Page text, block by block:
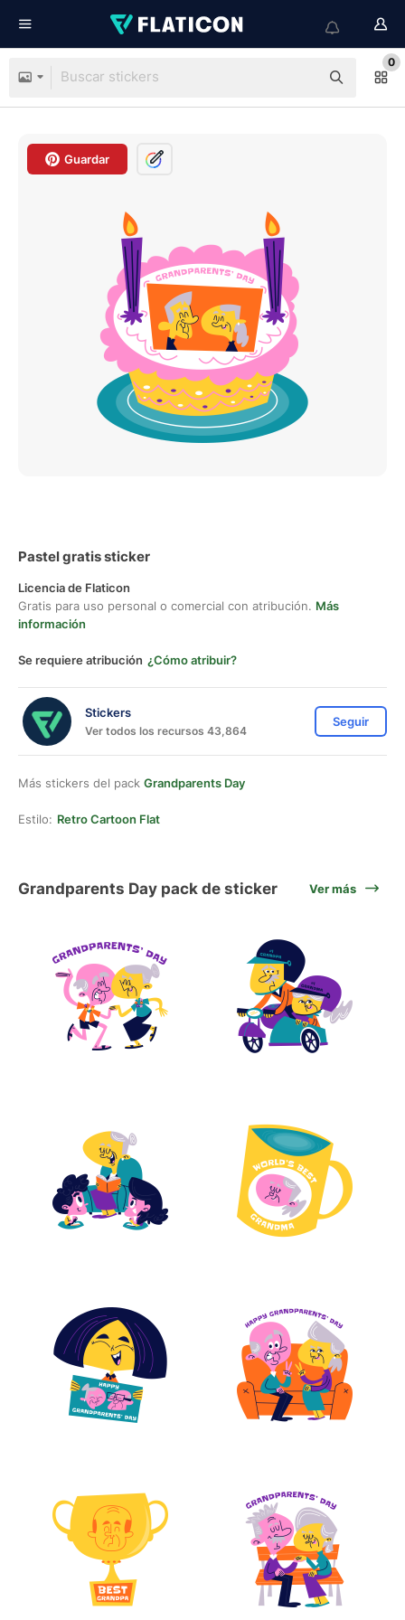
0
Guardar
Pastel gratis sticker
Licencia de Flaticon
Gratis para uso personal o comercial con atribución. Más
información
Se requiere atribución ¿Cómo atribuir?
Stickers
Ver todos los recursos 43,864
Seguir
Más stickers del pack Grandparents Day
Estilo: Retro Cartoon Flat
Grandparents Day pack de sticker Ver más